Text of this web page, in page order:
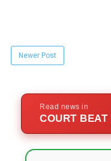
Newer Post
Read news in
COURT